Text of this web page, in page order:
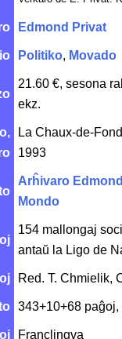
Edmond Privat
Politiko, Movado
21.60 €, sesona
ekz.
La Chaux-de-
1993
Arĥivaro
Mondo
154 mallongaj
antaŭ la Ligo de
Red. T. Chmielik,
343+10+68
Franclingva